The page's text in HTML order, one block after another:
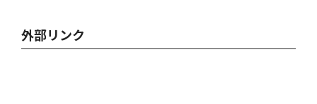
外部リンク